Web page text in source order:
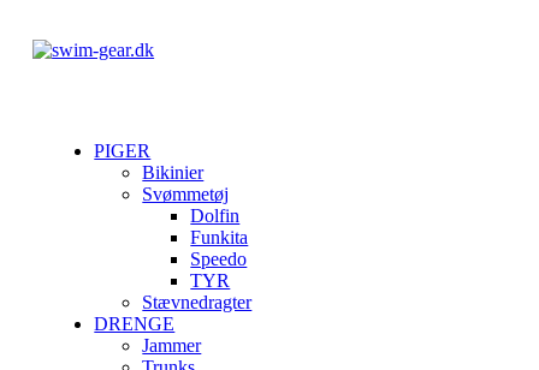
PIGER
Bikinier
Svømmetøj
Dolfin
Funkita
Speedo
TYR
Stævnedragter
DRENGE
Jammer